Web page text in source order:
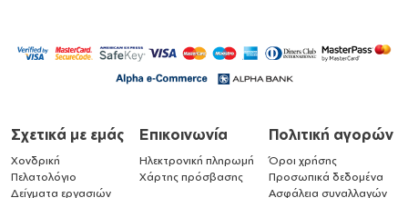
Σχετικά με εμάς
Χονδρική
Πελατολόγιο
Δείγματα εργασιών
Επικοινωνία
Ηλεκτρονική πληρωμή
Χάρτης πρόσβασης
Πολιτική αγορών
Όροι χρήσης
Προσωπικά δεδομένα
Ασφάλεια συναλλαγών